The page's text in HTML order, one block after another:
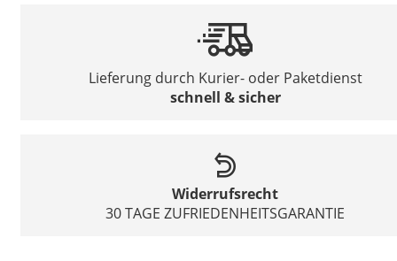
Lieferung durch Kurier- oder Paketdienst
schnell & sicher
Widerrufsrecht
30 TAGE ZUFRIEDENHEITSGARANTIE